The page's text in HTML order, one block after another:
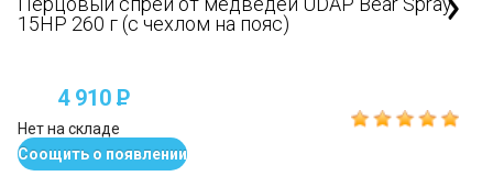
15HP 260 г (с чехлом на пояс)
4 910P
Нет на складе
Соощить о появлении